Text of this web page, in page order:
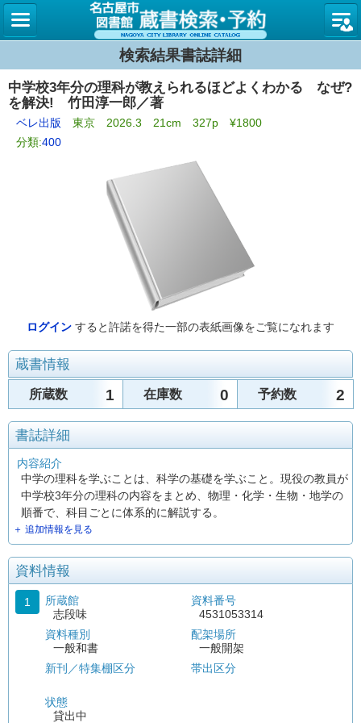
名古屋
検索結果書誌詳細
中学校3年分の理科が教えられるほどよくわかる なぜ?
を解決! 竹田淳一郎／著
ベレ出版 東京 2026.3 21cm 327p ¥1800
分類:400
ログイン すると許諾を得た一部の表紙画像をご覧になれます
蔵書情報
所蔵数 1 在庫数 0 予約数 2
書誌詳細
内容紹介
中学の理科を学ぶことは、科学の基礎を学ぶこと。現役の教員が
中学校3年分の理科の内容をまとめ、物理・化学・生物・地学の
順番で、科目ごとに体系的に解説する。
＋ 追加情報を見る
資料情報
1
所蔵館
志段味
資料種別
一般和書
新刊／特集棚区分
状態
貸出中
資料番号
4531053314
配架場所
一般開架
帯出区分